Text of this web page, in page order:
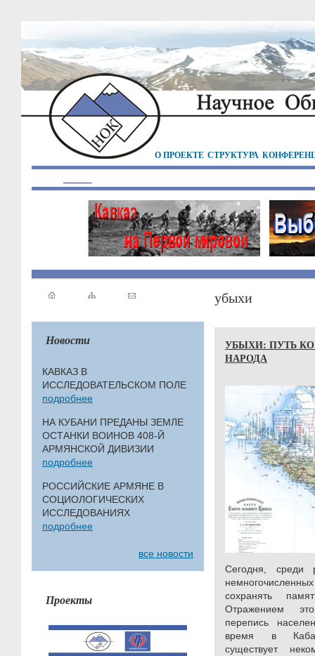
О ПРОЕКТЕ СТРУКТУРА
Новости
КАВКАЗ В
ИССЛЕДОВАТЕЛЬСКОМ ПОЛЕ
подробнее
НА КУБАНИ ПРЕДАНЫ ЗЕМЛЕ
ОСТАНКИ ВОИНОВ 408-Й
АРМЯНСКОЙ ДИВИЗИИ
подробнее
РОССИЙСКИЕ АРМЯНЕ В
СОЦИОЛОГИЧЕСКИХ
ИССЛЕДОВАНИЯХ
подробнее
все новости
Проекты
убыхи
УБЫХИ: ПУТЬ
НАРОДА
Сегодня, среди
сохранять
Отражением
перепись
время в
существует